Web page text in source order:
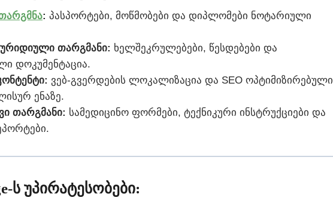
: პასპორტები, მოწმობები და დიპლომები ნოტარიული
თარგმანი: ხელშეკრულებები, წესდებები და
დოკუმენტაცია.
ვებ-გვერდების ლოკალიზაცია და SEO ოპტიმიზირებული
ენაზე.
თარგმანი: სამედიცინო ფორმები, ტექნიკური ინსტრუქციები და
ს უპირატესობები: